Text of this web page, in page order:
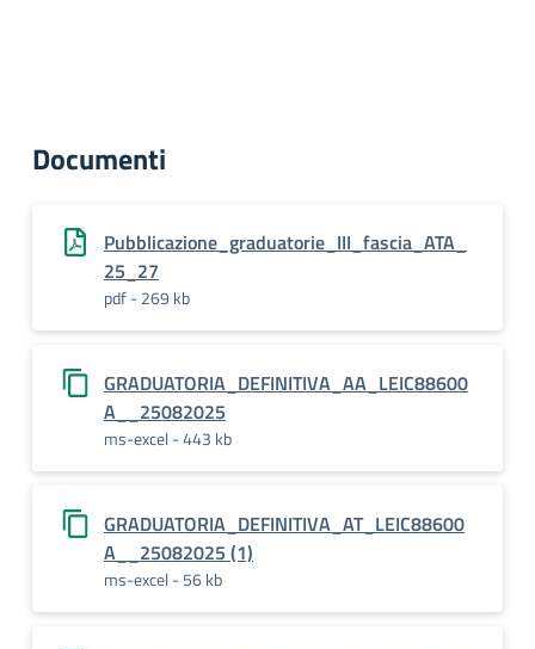
Documenti
Pubblicazione_graduatorie_III_fascia_ATA_
25_27
pdf - 269 kb
GRADUATORIA_DEFINITIVA_AA_LEIC88600
A__25082025
ms-excel - 443 kb
GRADUATORIA_DEFINITIVA_AT_LEIC88600
A__25082025 (1)
ms-excel - 56 kb